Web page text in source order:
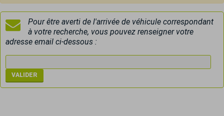
Pour être averti de l'arrivée de véhicule correspondant
à votre recherche, vous pouvez renseigner votre
adresse email ci-dessous :